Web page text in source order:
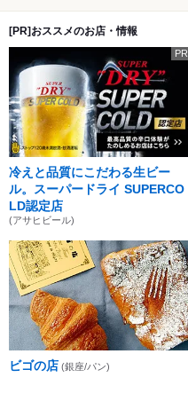
[PR]おススメのお店・情報
PR
冷えと品質にこだわる生ビー
ル。スーパードライ SUPERCO
LD認定店
(アサヒビール)
ビゴの店 (銀座/パン)